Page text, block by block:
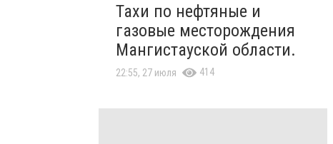
Тахи по нефтяные и
газовые месторождения
Мангистауской области.
22:55, 27 июля 414